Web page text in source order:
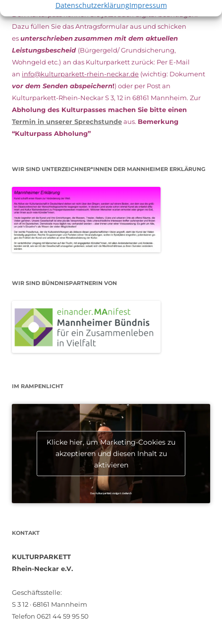
DatenschutzerklärungImpressum
Dazu füllen Sie das Antragsformular aus und schicken
esunterschriebenzusammen mit dem aktuellen
Leistungsbescheid (Bürgergeld/ Grundsicherung,
Wohngeld etc.) an das Kulturparkett zurück: Per E-Mail
an info@kulturparkett-rhein-neckar.de (wichtig: Dokument
vor dem Senden abspeichern!) oder per Post an
Kulturparkett-Rhein-Neckar S 3, 12 in 68161 Mannheim. Zur
Abholung des Kulturpasses machen Sie bitte einen
Termin in unserer Sprechstundeaus. Bemerkung
“Kulturpass Abholung”
WIR SIND UNTERZEICHNER*INNEN DER MANNHEIMER ERKLÄRUNG
WIR SIND BÜNDNISPARTNERIN VON
IM RAMPENLICHT
Klicke hier, um Marketing-Cookies zu
akzeptieren und diesen Inhalt zu
aktivieren
KONTAKT
KULTURPARKETT
Rhein-Neckar e.V.
Geschäftsstelle:
S 3 12 · 68161 Mannheim
Telefon 0621 44 59 95 50